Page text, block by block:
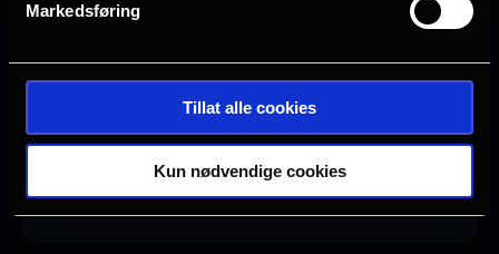
Markedsføring
Tillat alle cookies
Kun nødvendige cookies
Ingen visninger i
Denne filmen hadde premiere 26.
ingen planlagte visninger i